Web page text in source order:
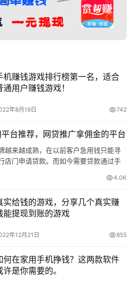
机赚钱游戏排行榜第一名，适合
通用户赚钱游戏！
年8月19日 742
台推荐，网贷推广拿佣金的平台
越来越成熟，在以前客户急用钱只能寻
店门申请贷款。而如今需要贷款通过手
4.0K
实给钱的游戏，分享几个真实赚
能提现到账的游戏
年12月21日 855
何在家用手机挣钱？这两款软件
许是你需要的。